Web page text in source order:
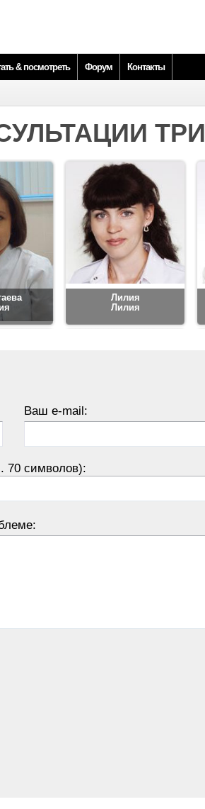
& посмотреть Форум Контакты
Лилия
Лилия
Ваш e-mail:
70 символов):